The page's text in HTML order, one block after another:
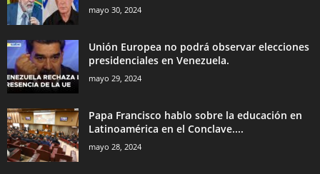
mayo 30, 2024
Unión Europea no podrá observar elecciones
presidenciales en Venezuela.
mayo 29, 2024
Papa Francisco hablo sobre la educación en
Latinoamérica en el Conclave....
mayo 28, 2024